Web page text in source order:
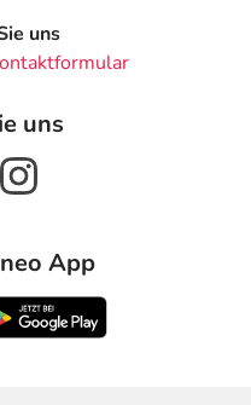
uns
uns
App